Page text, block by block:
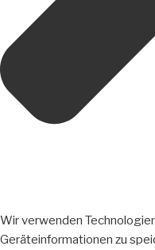
Wir verwenden
Geräteinformationen zu